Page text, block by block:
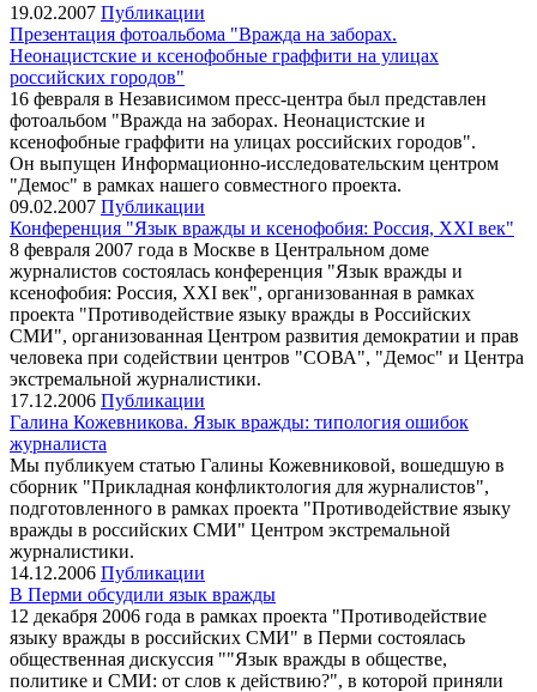
19.02.2007 Публикации
Презентация фотоальбома "Вражда на заборах.
Неонацистские и ксенофобные граффити на улицах
российских городов"
16 февраля в Независимом пресс-центра был представлен
фотоальбом "Вражда на заборах. Неонацистские и
ксенофобные граффити на улицах российских городов".
Он выпущен Информационно-исследовательским центром
"Демос" в рамках нашего совместного проекта.
09.02.2007 Публикации
Конференция "Язык вражды и ксенофобия: Россия, XXI век"
8 февраля 2007 года в Москве в Центральном доме
журналистов состоялась конференция "Язык вражды и
ксенофобия: Россия, XXI век", организованная в рамках
проекта "Противодействие языку вражды в Российских
СМИ", организованная Центром развития демократии и прав
человека при содействии центров "СОВА", "Демос" и Центра
экстремальной журналистики.
17.12.2006 Публикации
Галина Кожевникова. Язык вражды: типология ошибок
журналиста
Мы публикуем статью Галины Кожевниковой, вошедшую в
сборник "Прикладная конфликтология для журналистов",
подготовленного в рамках проекта "Противодействие языку
вражды в российских СМИ" Центром экстремальной
журналистики.
14.12.2006 Публикации
В Перми обсудили язык вражды
12 декабря 2006 года в рамках проекта "Противодействие
языку вражды в российских СМИ" в Перми состоялась
общественная дискуссия ""Язык вражды в обществе,
политике и СМИ: от слов к действию?", в которой приняли